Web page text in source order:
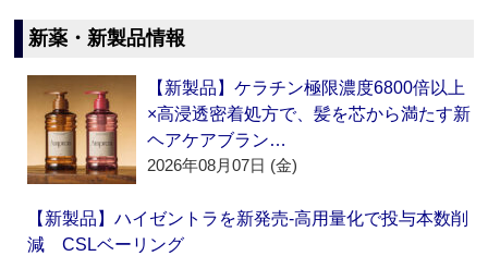
新薬・新製品情報
【新製品】ケラチン極限濃度6800倍以上
×高浸透密着処方で、髪を芯から満たす新
ヘアケアブラン…
2026年08月07日 (金)
【新製品】ハイゼントラを新発売‐高用量化で投与本数削
減 CSLベーリング